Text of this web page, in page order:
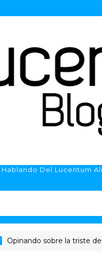
Del Lucentum
sobre la triste